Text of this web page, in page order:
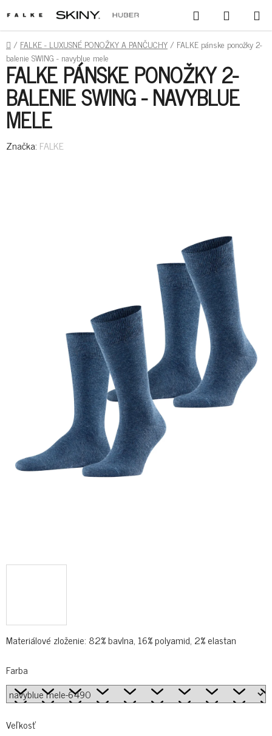
NA
OBSAH
HĽADAŤ
KOŠÍK
DOMOV
/ FALKE - LUXUSNÉ PONOŽKY A PANČUCHY/ FALKE pánske ponožky 2-
balenie SWING - navyblue mele
Materiálové zloženie: 82% bavlna, 16% polyamid, 2% elastan
Farba
Veľkosť
FALKE PÁNSKE PONOŽKY 2-
BALENIE SWING - NAVYBLUE
MELE
Značka: FALKE